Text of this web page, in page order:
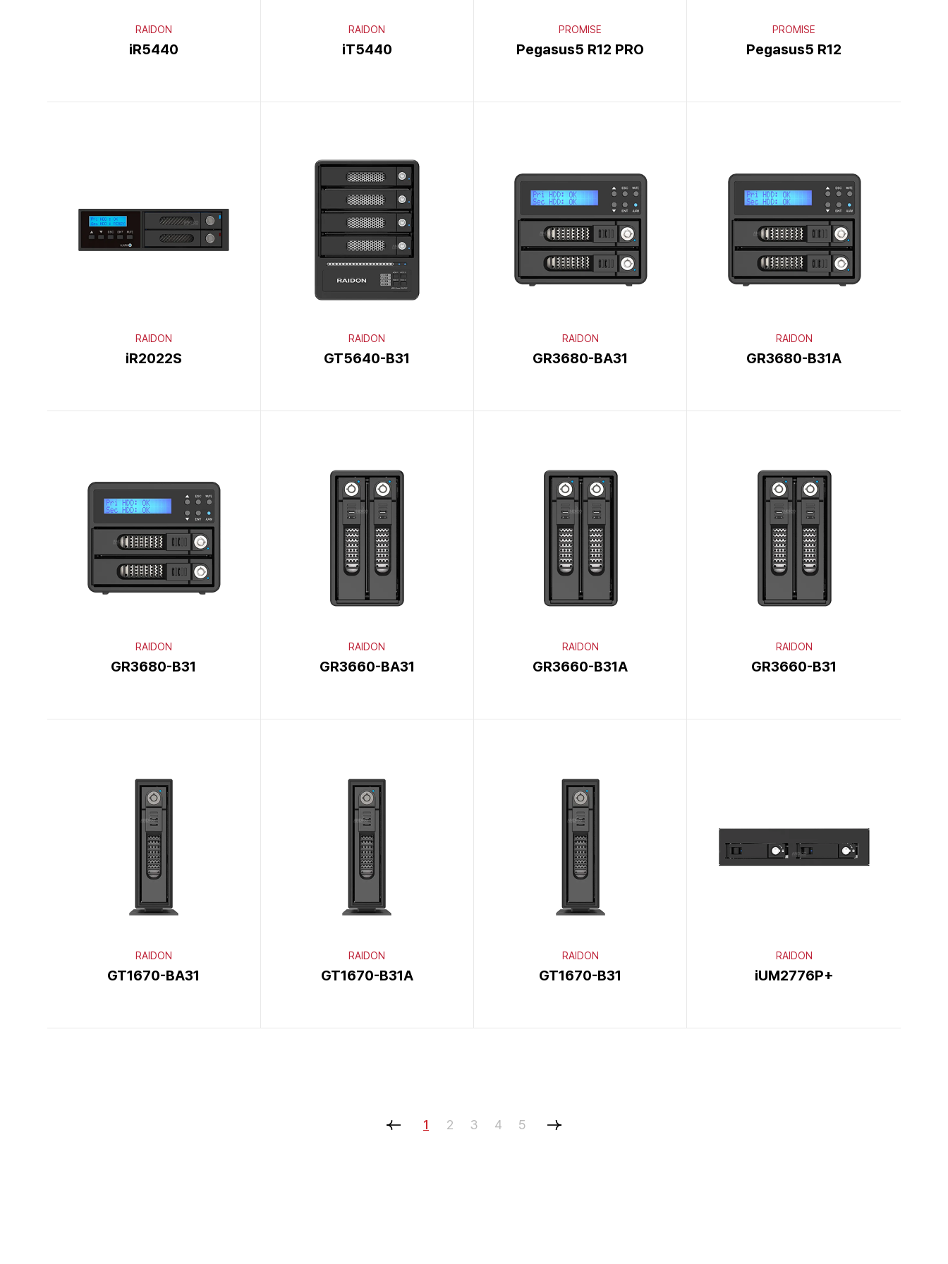
RAIDON
iR5440
RAIDON
iT5440
PROMISE
Pegasus5 R12 PRO
PROMISE
Pegasus5 R12
RAIDON
iR2022S
RAIDON
GT5640-B31
RAIDON
GR3680-BA31
RAIDON
GR3680-B31A
RAIDON
GR3680-B31
RAIDON
GR3660-BA31
RAIDON
GR3660-B31A
RAIDON
GR3660-B31
RAIDON
GT1670-BA31
RAIDON
GT1670-B31A
RAIDON
GT1670-B31
RAIDON
iUM2776P+
1 2 3 4 5